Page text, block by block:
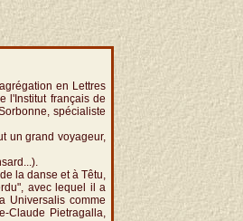
en Lettres
l'Institut français de
spécialiste
un grand voyageur,
la danse et à Têtu,
avec lequel il a
Universalis comme
Claude Pietragalla,